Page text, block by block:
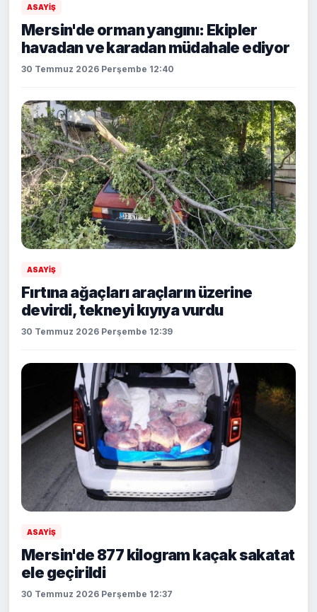
ASAYİŞ
Mersin'de orman yangını: Ekipler
havadan ve karadan müdahale ediyor
30 Temmuz 2026 Perşembe 12:40
ASAYİŞ
Fırtına ağaçları araçların üzerine
devirdi, tekneyi kıyıya vurdu
30 Temmuz 2026 Perşembe 12:39
ASAYİŞ
Mersin'de 877 kilogram kaçak sakatat
ele geçirildi
30 Temmuz 2026 Perşembe 12:37